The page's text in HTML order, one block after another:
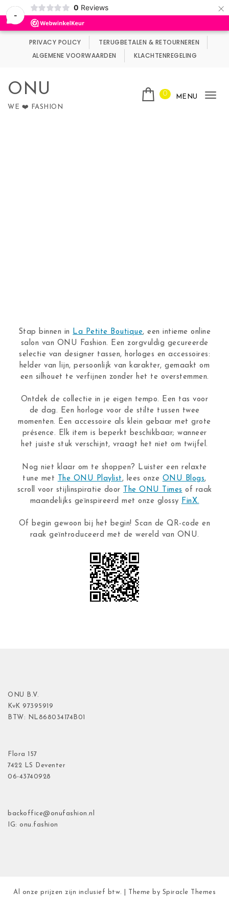
-
0 Reviews ×
Wij maken gebruik van cookies.
PRIVACY POLICY
TERUGBETALEN & RETOURNEREN
ALGEMENE VOORWAARDEN
KLACHTENREGELING
ONU
WE ❤️ FASHION
0 MENU
Stap binnen in La Petite Boutique, een intieme online
salon van ONU Fashion. Een zorgvuldig gecureerde
selectie van designer tassen, horloges en accessoires:
helder van lijn, persoonlijk van karakter, gemaakt om
een silhouet te verfijnen zonder het te overstemmen.
Ontdek de collectie in je eigen tempo. Een tas voor
de dag. Een horloge voor de stilte tussen twee
momenten. Een accessoire als klein gebaar met grote
présence. Elk item is beperkt beschikbaar; wanneer
het juiste stuk verschijnt, vraagt het niet om twijfel.
Nog niet klaar om te shoppen? Luister een relaxte
tune met
The ONU Playlist , lees onze ONU Blogs,
scroll voor stijlinspiratie door
The ONU Times of raak
maandelijks geïnspireerd met onze glossy FinX.
Of begin gewoon bij het begin! Scan de QR-code en
raak geïntroduceerd met de wereld van ONU.
ONU B.V.
KvK 97395919
BTW: NL868034174B01
Flora 157
7422 LS Deventer
06-43740928
backoffice@onufashion.nl
IG: onu.fashion
Al onze prijzen zijn inclusief btw. | Theme by Spiracle Themes